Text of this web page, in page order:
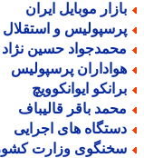
موبایل ایران
و استقلال
حسین نژاد
پرسپولیس
ایوانکوویچ
باقر قالیباف
های اجرایی
وزارت کشور